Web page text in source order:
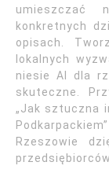
umieszczać
konkretnych
opisach.
lokalnych
niesie AI dla
skuteczne.
„Jak sztuczna
Rzeszowie
przedsiębiorców.